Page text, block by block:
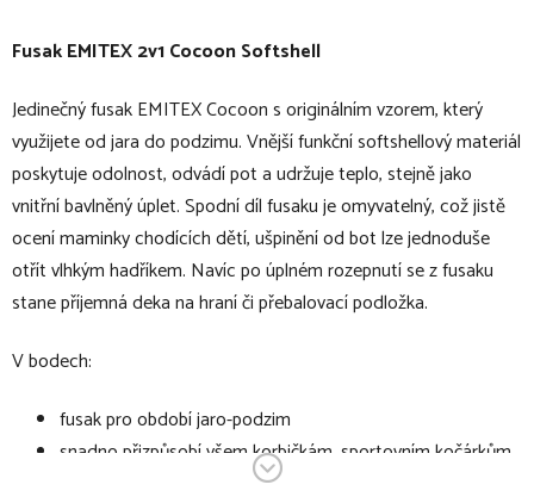
Fusak EMITEX 2v1 Cocoon Softshell
Jedinečný fusak EMITEX Cocoon s originálním vzorem, který
využijete od jara do podzimu. Vnější funkční softshellový materiál
poskytuje odolnost, odvádí pot a udržuje teplo, stejně jako
vnitřní bavlněný úplet. Spodní díl fusaku je omyvatelný, což jistě
ocení maminky chodících dětí, ušpinění od bot lze jednoduše
otřít vlhkým hadříkem. Navíc po úplném rozepnutí se z fusaku
stane příjemná deka na hraní či přebalovací podložka.
V bodech:
fusak pro období jaro-podzim
snadno přizpůsobí všem korbičkám, sportovním kočárkům,
autosedačkám, postýlkám nebo přenosným taškám